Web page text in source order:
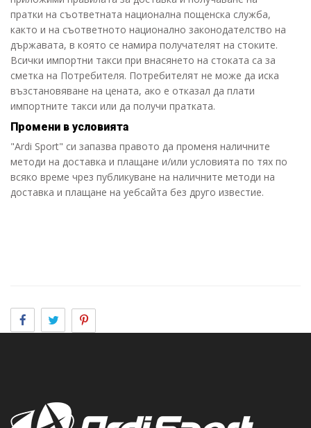
пратки на съответната национална пощенска служба,
както и на съответното национално законодателство на
държавата, в която се намира получателят на стоките.
Всички импортни такси при внасянето на стоката са за
сметка на Потребителя. Потребителят не може да иска
възстановяване на цената, ако е отказал да плати
импортните такси или да получи пратката.
Промени в условията
"Ardi Sport" си запазва правото да променя наличните
методи на доставка и плащане и/или условията по тях по
всяко време чрез публикуване на наличните методи на
доставка и плащане на уебсайта без друго известие.